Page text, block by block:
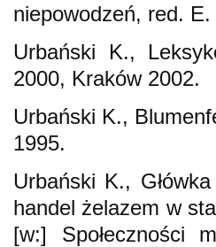
niepowodzeń, red.
Urbański K.,
2000, Kraków 2002.
Urbański K.,
1995.
Urbański K.,
handel żelazem w
[w:] Społeczności